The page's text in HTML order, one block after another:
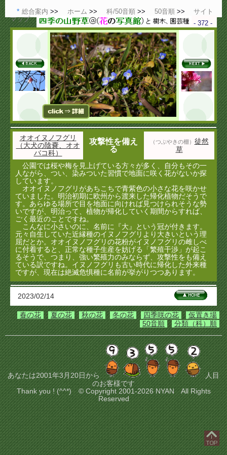
総合案内 ホーム 科/50音順 50音順
サイト
マップ
- 372 -
オオイヌノフグリ
（大犬の陰嚢、オオ
バコ科）
攻撃性を備え
る
（つぶやきの棚） 徒然
草
公園では桜や梅を見上げている方々が多く、自分もその一
人ながら、つい、染みついた習慣で地面に咲く花がないか探
しています。
オオイヌノフグリがあちこちで青紫色の小さな花を咲かせ
ていました。明治初期に欧州から渡来した帰化植物だそうで
す。あらゆる場所で目を地面に向ければ見つけられそうな勢
いですが、明治って、植物が帰化していく期間からすれば、
ごく最近のことですね。
こんなに小さいのに、名前に『大』という冠が付きます。
元々自生していた近縁種のイヌノフグリより大きいという理
屈だとか。オオイヌノフグリの花粉がイヌノフグリの雌しべ
に付着すると、正常な種子生産を妨げる「繁殖干渉」が起こ
るそうで、つまり、強い繁殖力のみならず、攻撃性をも備え
ている訳ですね。イヌノフグリも古い時代に帰化した外来種
ですが、現在は絶滅危惧種に名前が挙がりつつあります。
2023/02/14
仮置き場
四季咲の花
冬の花
秋の花
夏の花
春の花
分類（科）順
50音順
あなたは2001年3月20日から
人目
のお客様です
Thank you ! (^^*) © Copyright 2001-2026 NYAN All Rights
Reserved